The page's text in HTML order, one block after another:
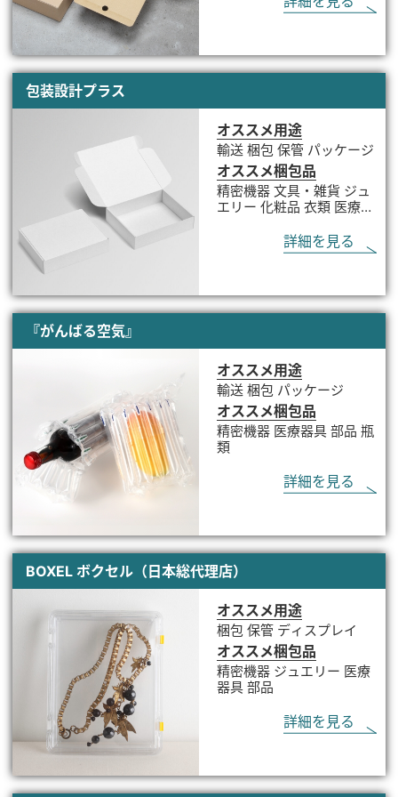
包装設計プラス
オススメ用途
輸送 梱包 保管 パッケージ
オススメ梱包品
精密機器 文具・雑貨 ジュ
エリー 化粧品 衣類 医療器
詳細を見る
『がんばる空気』
オススメ用途
輸送 梱包 パッケージ
オススメ梱包品
精密機器 医療器具 部品 瓶
類
詳細を見る
BOXEL ボクセル（日本総代理店）
オススメ用途
梱包 保管 ディスプレイ
オススメ梱包品
精密機器 ジュエリー 医療
器具 部品
詳細を見る